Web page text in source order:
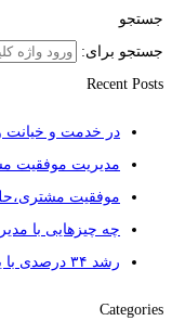
جستجو
جستجو برای:
Recent Posts
در خدمت و خیانت
مدیریت موفقیت
موفقیت
چه چیزهایی با
رشد ۳۴ درصدی با یک کمپین تبلیغاتی ارزان قیمت
Categories